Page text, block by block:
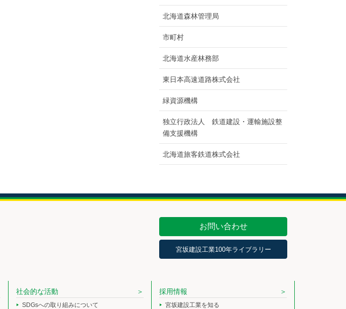
北海道森林管理局
市町村
北海道水産林務部
東日本高速道路株式会社
緑資源機構
独立行政法人 鉄道建設・運輸施設整
備支援機構
北海道旅客鉄道株式会社
お問い合わせ
宮坂建設工業100年ライブラリー
社会的な活動
SDGsへの取り組みについて
採用情報
宮坂建設工業を知る